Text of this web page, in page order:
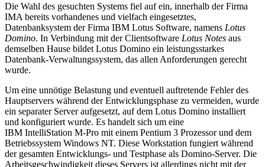
Die Wahl des gesuchten Systems fiel auf ein, innerhalb der Firma
IMA bereits vorhandenes und vielfach eingesetztes,
Datenbanksystem der Firma IBM Lotus Software, namens Lotus
Domino. In Verbindung mit der Clientsoftware Lotus Notes aus
demselben Hause bildet Lotus Domino ein leistungsstarkes
Datenbank-Verwaltungssystem, das allen Anforderungen gerecht
wurde.
Um eine unnötige Belastung und eventuell auftretende Fehler des
Hauptservers während der Entwicklungsphase zu vermeiden, wurde
ein separater Server aufgesetzt, auf dem Lotus Domino installiert
und konfiguriert wurde. Es handelt sich um eine
IBM IntelliStation M-Pro mit einem Pentium 3 Prozessor und dem
Betriebssystem Windows NT. Diese Workstation fungiert während
der gesamten Entwicklungs- und Testphase als Domino-Server. Die
Arbeitsgeschwindigkeit dieses Servers ist allerdings nicht mit der